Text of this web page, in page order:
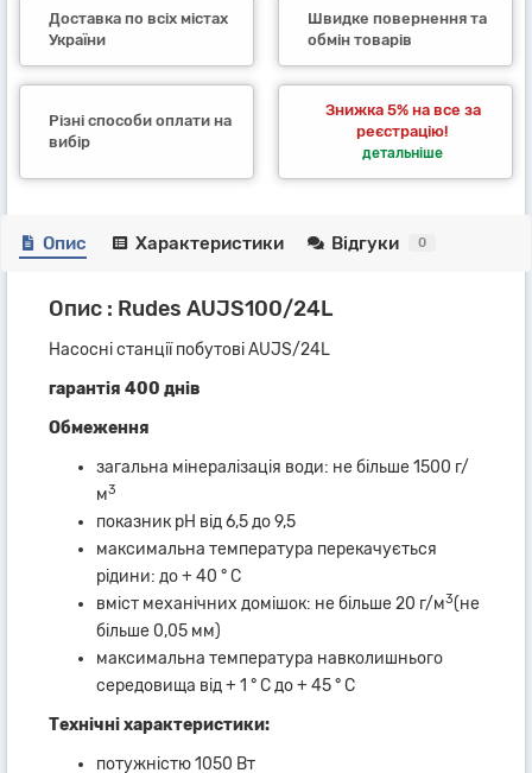
Доставка по всіх містах
України
Швидке повернення та
обмін товарів
Різні способи оплати на
вибір
Знижка 5% на все за
реєстрацію!
детальніше
Опис Характеристики Відгуки 0
Опис : Rudes AUJS100/24L
Насосні станції побутові AUJS/24L
гарантія 400 днів
Обмеження
загальна мінералізація води: не більше 1500 г/
м3
показник pH від 6,5 до 9,5
максимальна температура перекачується
рідини: до + 40 ° С
вміст механічних домішок: не більше 20 г/м3(не
більше 0,05 мм)
максимальна температура навколишнього
середовища від + 1 ° С до + 45 ° С
Технічні характеристики:
потужністю 1050 Вт